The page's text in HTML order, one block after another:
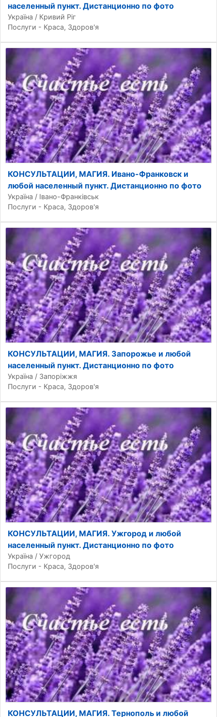
населенный пункт. Дистанционно по фото
Україна / Кривий Ріг
Послуги - Краса, Здоров'я
КОНСУЛЬТАЦИИ, МАГИЯ. Ивано-Франковск и
любой населенный пункт. Дистанционно по фото
Україна / Івано-Франківськ
Послуги - Краса, Здоров'я
КОНСУЛЬТАЦИИ, МАГИЯ. Запорожье и любой
населенный пункт. Дистанционно по фото
Україна / Запоріжжя
Послуги - Краса, Здоров'я
КОНСУЛЬТАЦИИ, МАГИЯ. Ужгород и любой
населенный пункт. Дистанционно по фото
Україна / Ужгород
Послуги - Краса, Здоров'я
КОНСУЛЬТАЦИИ, МАГИЯ. Тернополь и любой